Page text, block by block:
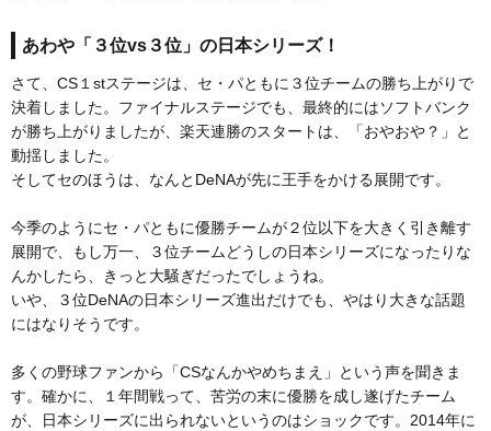
あわや「３位vs３位」の日本シリーズ！
さて、CS１stステージは、セ・パともに３位チームの勝ち上がりで
決着しました。ファイナルステージでも、最終的にはソフトバンク
が勝ち上がりましたが、楽天連勝のスタートは、「おやおや？」と
動揺しました。
そしてセのほうは、なんとDeNAが先に王手をかける展開です。
今季のようにセ・パともに優勝チームが２位以下を大きく引き離す
展開で、もし万一、３位チームどうしの日本シリーズになったりな
んかしたら、きっと大騒ぎだったでしょうね。
いや、３位DeNAの日本シリーズ進出だけでも、やはり大きな話題
にはなりそうです。
多くの野球ファンから「CSなんかやめちまえ」という声を聞きま
す。確かに、１年間戦って、苦労の末に優勝を成し遂げたチーム
が、日本シリーズに出られないというのはショックです。2014年に